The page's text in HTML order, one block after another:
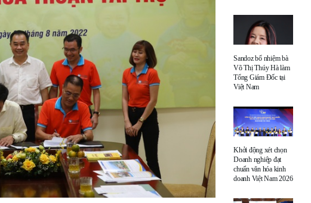
Sandoz bổ nhiệm bà
Võ Thị Thúy Hà làm
Tổng Giám Đốc tại
Việt Nam
Khởi động xét chọn
Doanh nghiệp đạt
chuẩn văn hóa kinh
doanh Việt Nam 2026